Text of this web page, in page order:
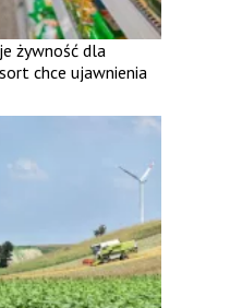
żywność dla
chce ujawnienia